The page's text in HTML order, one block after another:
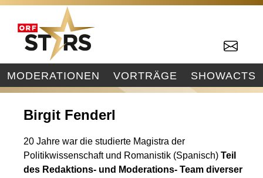
MODERATIONEN VORTRÄGE SHOWACTS
Birgit Fenderl
20 Jahre war die studierte Magistra der
Politikwissenschaft und Romanistik (Spanisch)Teil
des Redaktions- und Moderations- Team diverser